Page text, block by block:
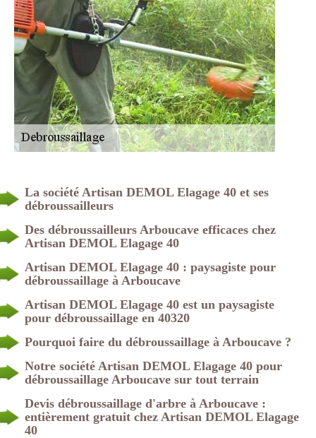
La société Artisan DEMOL Elagage 40 et ses
débroussailleurs
Des débroussailleurs Arboucave efficaces chez
Artisan DEMOL Elagage 40
Artisan DEMOL Elagage 40 : paysagiste pour
débroussaillage à Arboucave
Artisan DEMOL Elagage 40 est un paysagiste
pour débroussaillage en 40320
Pourquoi faire du débroussaillage à Arboucave ?
Notre société Artisan DEMOL Elagage 40 pour
débroussaillage Arboucave sur tout terrain
Devis débroussaillage d'arbre à Arboucave :
entièrement gratuit chez Artisan DEMOL Elagage
40